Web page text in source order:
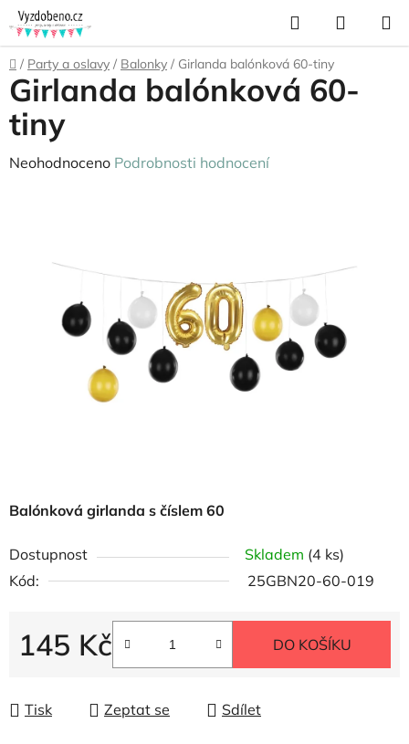
Přejít
na
obsah
Hledat
KOŠÍK
Domů
/ Party a oslavy / Balonky / Girlanda balónková 60-tiny
Balónková girlanda s číslem 60
Dostupnost Skladem (4 ks)
Kód:
25GBN20-60-019
145 Kč DO KOŠÍKU
Tisk Zeptat se Sdílet
Girlanda balónková 60-
tiny
Průměrné
hvězdiček.
Neohodnoceno Podrobnosti hodnocení